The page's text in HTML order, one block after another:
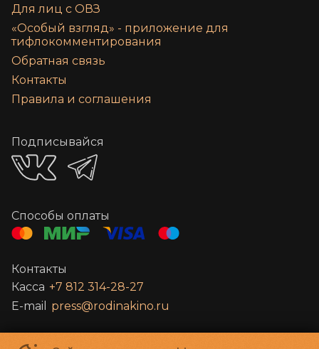
Для лиц с ОВЗ
«‎Особый взгляд» - приложение для
тифлокомментирования
Обратная связь
Контакты
Правила и соглашения
Подписывайся
Способы оплаты
Контакты
Касса +7 812 314-28-27
E-mail
press@rodinakino.ru